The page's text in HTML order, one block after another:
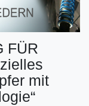
FÜR
mit